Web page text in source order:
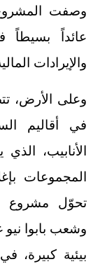
وصفت
عائداً بسيطاً
والإيرادات
وعلى الأرض،
في أقاليم
المجموعات
تحوّل مشروع
وشعب بابوا
بيئية كبيرة،